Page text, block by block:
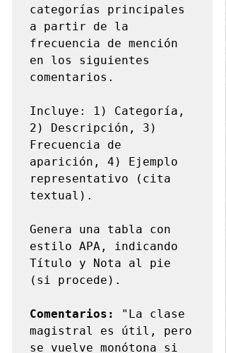
categorías principales
a partir de la
frecuencia de mención
en los siguientes
comentarios.
Incluye: 1) Categoría,
2) Descripción, 3)
Frecuencia de
aparición, 4) Ejemplo
representativo (cita
textual).
Genera una tabla con
estilo APA, indicando
Título y Nota al pie
(si procede).
Comentarios:
"La clase
magistral es útil, pero
se vuelve monótona si